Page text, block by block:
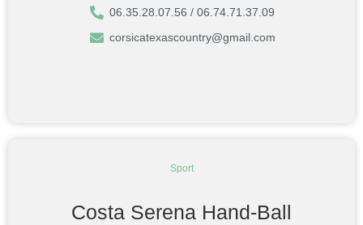
06.35.28.07.56 / 06.74.71.37.09
corsicatexascountry@gmail.com
Sport
Costa Serena Hand-Ball